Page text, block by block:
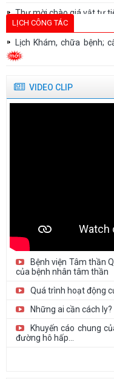
Thư mời chào giá vật tư
Thư mời chào giá vật tư
Thư mời báo giá sửa
Danh sách người thực
Tâm thần Quảng...
LỊCH CÔNG TÁC
Lịch Khám, chữa bệnh;
VIDEO CLIP
Bệnh viện Tâm thần
của bệnh nhân tâm thần
Quá trình hoạt động
Những ai cần cách ly?
Khuyến cáo chung
đường hô hấp...